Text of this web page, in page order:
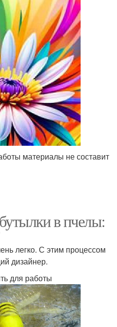
материалы не составит
в пчелы:
легко. С этим процессом
дизайнер.
для работы